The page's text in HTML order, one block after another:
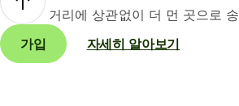
거리에 상관없이 더 먼 곳으로
가입
자세히 알아보기